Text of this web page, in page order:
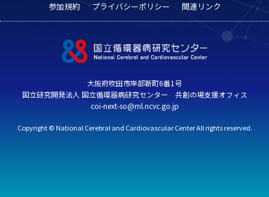
参加規約 プライバシーポリシー 関連リンク
大阪府吹田市岸部新町6番1号
国立研究開発法人 国立循環器病研究センター 共創の場支援オフィス
coi-next-so@ml.ncvc.go.jp
Copyright © National Cerebral and Cardiovascular Center All rights reserved.